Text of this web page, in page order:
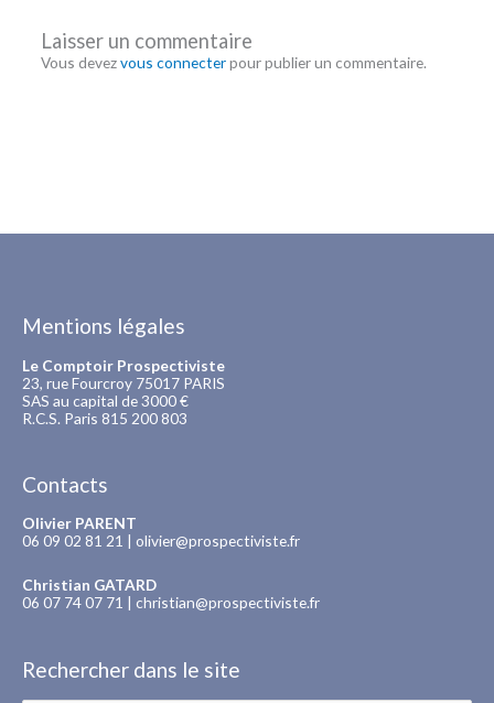
Laisser un commentaire
Vous devezvous connecterpour publier un commentaire.
Mentions légales
Le Comptoir Prospectiviste
23, rue Fourcroy 75017 PARIS
SAS au capital de 3000 €
R.C.S. Paris 815 200 803
Contacts
Olivier PARENT
06 09 02 81 21 | olivier@prospectiviste.fr
Christian GATARD
06 07 74 07 71 | christian@prospectiviste.fr
Rechercher dans le site